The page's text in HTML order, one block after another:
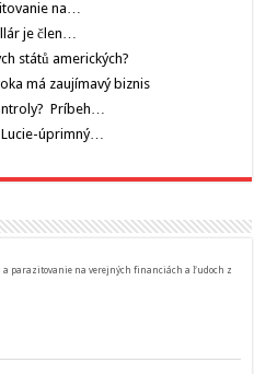
na…
je člen…
států amerických?
má zaujímavý biznis
Príbeh…
Lucie-úprimný…
parazitovanie na verejných financiách a ľudoch z